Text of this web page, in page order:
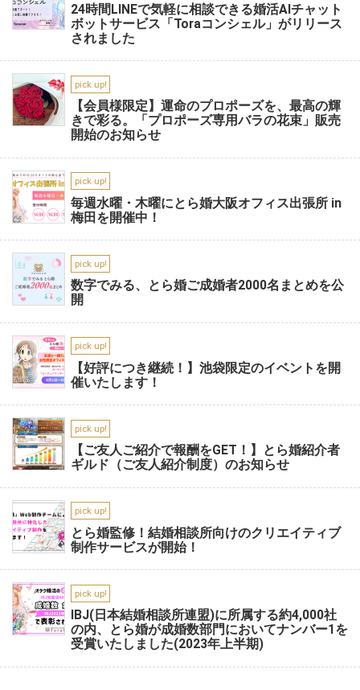
24時間LINEで気軽に相談できる婚活AIチャット
ボットサービス「Toraコンシェル」がリリース
されました
pick up!
【会員様限定】運命のプロポーズを、最高の輝
きで彩る。「プロポーズ専用バラの花束」販売
開始のお知らせ
pick up!
毎週水曜・木曜にとら婚大阪オフィス出張所 in
梅田を開催中！
pick up!
数字でみる、とら婚ご成婚者2000名まとめを公
開
pick up!
【好評につき継続！】池袋限定のイベントを開
催いたします！
pick up!
【ご友人ご紹介で報酬をGET！】とら婚紹介者
ギルド（ご友人紹介制度）のお知らせ
pick up!
とら婚監修！結婚相談所向けのクリエイティブ
制作サービスが開始！
pick up!
IBJ(日本結婚相談所連盟)に所属する約4,000社
の内、とら婚が成婚数部門においてナンバー1を
受賞いたしました(2023年上半期)